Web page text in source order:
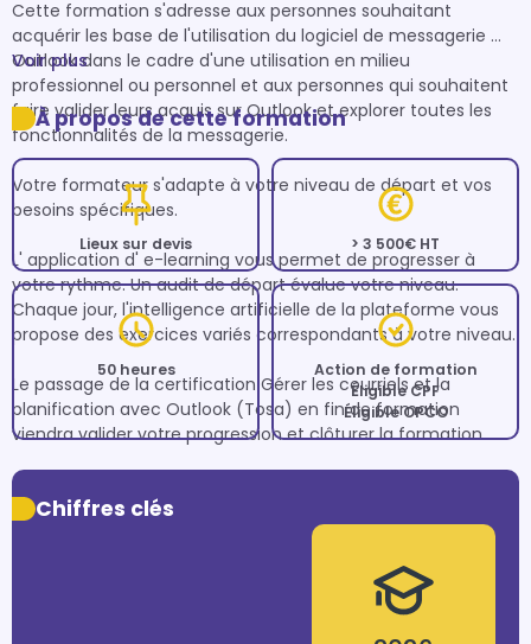
Cette formation s'adresse aux personnes souhaitant
acquérir les base de l'utilisation du logiciel de messagerie
Outlook dans le cadre d'une utilisation en milieu
professionnel ou personnel et aux personnes qui souhaitent
faire valider leurs acquis sur Outlook et explorer toutes les
fonctionnalités de la messagerie.
Votre formateur s'adapte à votre niveau de départ et vos
besoins spécifiques.
L' application d' e-learning vous permet de progresser à
votre rythme. Un audit de départ évalue votre niveau.
Chaque jour, l'intelligence artificielle de la plateforme vous
propose des exercices variés correspondants à votre niveau.
Le passage de la certification Gérer les courriels et la
planification avec Outlook (Tosa) en fin de formation
viendra valider votre progression et clôturer la formation.
Voir plus
À propos de cette formation
Lieux sur devis > 3 500€ HT
50 heures
Action de formation
Éligible CPF
Éligible OPCO
Chiffres clés